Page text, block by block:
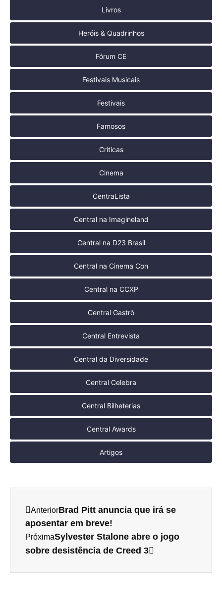
Livros
Heróis & Quadrinhos
Fórum CE
Festivais Musicais
Festivais
Famosos
Críticas
Cinema
CentraLista
Central na Imagineland
Central na D23 Brasil
Central na Cinema Con
Central na CCXP
Central Gastrô
Central Entrevista
Central da Diversidade
Central Celebra
Central Bilheterias
Central Awards
Artigos
AnteriorBrad Pitt anuncia que irá se
aposentar em breve!
PróximaSylvester Stalone abre o jogo
sobre desistência de Creed 3